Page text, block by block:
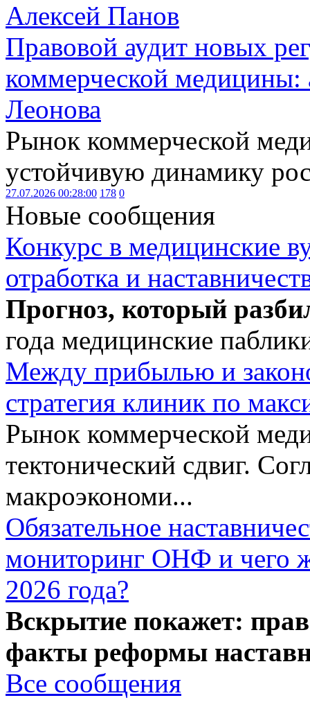
Алексей Панов
Правовой аудит новых
коммерческой медицины:
Леонова
Рынок коммерческой
устойчивую динамику
27.07.2026 00:28:00 178 0
Новые сообщения
Конкурс в медицинские
отработка и
Прогноз, который
года медицинские
Между прибылью и
стратегия клиник по
Рынок коммерческой
тектонический сдвиг.
макроэкономи...
Обязательное
мониторинг ОНФ и чего
2026 года?
Вскрытие покажет:
факты реформы
Все сообщения